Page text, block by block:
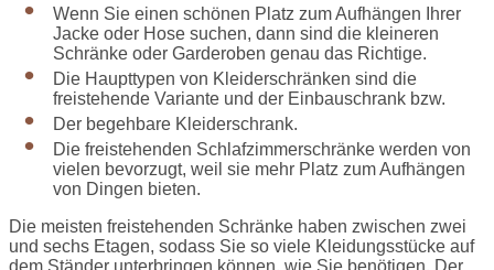
Wenn Sie einen schönen Platz zum Aufhängen Ihrer
Jacke oder Hose suchen, dann sind die kleineren
Schränke oder Garderoben genau das Richtige.
Die Haupttypen von Kleiderschränken sind die
freistehende Variante und der Einbauschrank bzw.
Der begehbare Kleiderschrank.
Die freistehenden Schlafzimmerschränke werden von
vielen bevorzugt, weil sie mehr Platz zum Aufhängen
von Dingen bieten.
Die meisten freistehenden Schränke haben zwischen zwei
und sechs Etagen, sodass Sie so viele Kleidungsstücke auf